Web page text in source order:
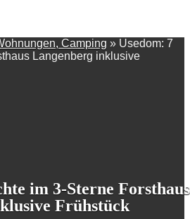
Camping » Usedom: 7
Langenberg inklusive
im 3-Sterne Forsthaus
Frühstück